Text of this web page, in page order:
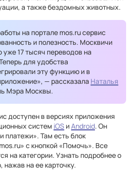
а также бездомных животных.
на портале mos.ru сервис
и полезность. Москвичи
17 тысяч переводов на
для удобства
эту функцию и в
— рассказала Наталья
Мэра Москвы.
доступен в версиях приложения
систем iOS иAndroid. Он
платежи». Там есть блок
с кнопкой «Помочь». Все
на категории. Узнать подробнее о
на ее карточку.